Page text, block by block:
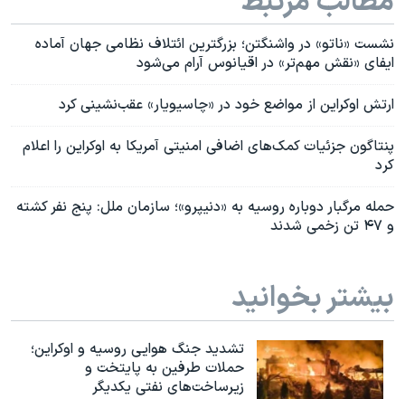
نشست «ناتو» در واشنگتن؛ بزرگترین ائتلاف نظامی جهان آماده
ایفای «نقش مهم‌تر» در اقیانوس آرام می‌شود
ارتش اوکراین از مواضع خود در «چاسیویار» عقب‌نشینی کرد
پنتاگون جزئیات کمک‌های اضافی امنیتی آمریکا به اوکراین را اعلام
کرد
حمله مرگبار دوباره روسیه به «دنیپرو»؛ سازمان ملل: پنج نفر کشته
و ۴۷ تن زخمی شدند
بیشتر بخوانید
تشدید جنگ هوایی روسیه و اوکراین؛
حملات طرفین به پایتخت‌ و
زیرساخت‌های نفتی یکدیگر